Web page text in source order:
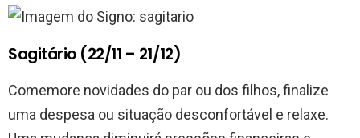
Sagitário (22/11 – 21/12)
Comemore novidades do par ou dos filhos, finalize
uma despesa ou situação desconfortável e relaxe.